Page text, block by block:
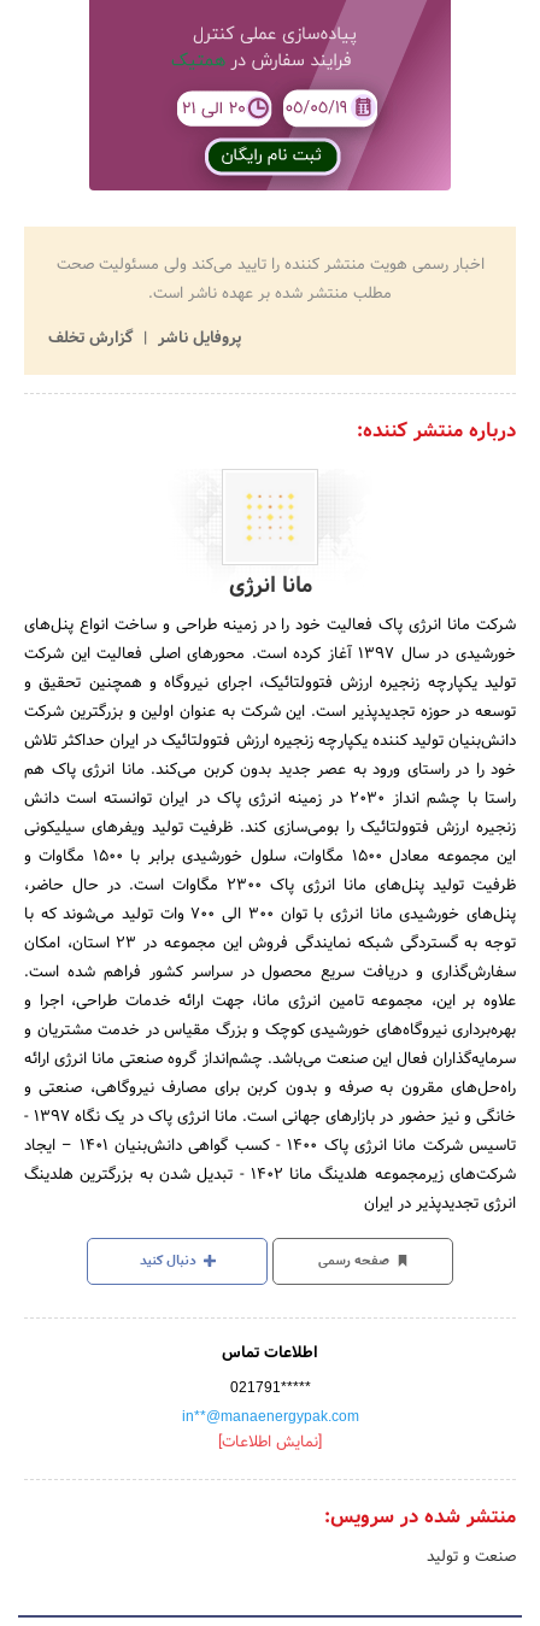
اخبار رسمی هویت منتشر کننده را تایید می‌کند ولی مسئولیت صحت
مطلب منتشر شده بر عهده ناشر است.
پروفایل ناشر
گزارش تخلف
درباره منتشر کننده:
مانا انرژی
شرکت مانا انرژی پاک فعالیت خود را در زمینه طراحی و ساخت انواع پنل‌های
خورشیدی در سال ۱۳۹۷ آغاز کرده است. محورهای اصلی فعالیت این شرکت
تولید یکپارچه زنجیره ارزش فتوولتائیک، اجرای نیروگاه و همچنین تحقیق و
توسعه در حوزه تجدیدپذیر است. این شرکت به عنوان اولین و بزرگترین شرکت
دانش‌بنیان تولید کننده یکپارچه زنجیره ارزش فتوولتائیک در ایران حداکثر تلاش
خود را در راستای ورود به عصر جدید بدون کربن می‌کند. مانا انرژی پاک هم
راستا با چشم انداز ۲۰۳۰ در زمینه انرژی پاک در ایران توانسته است دانش
زنجیره ارزش فتوولتائیک را بومی‌سازی کند. ظرفیت تولید ویفرهای سیلیکونی
این مجموعه معادل ۱۵۰۰ مگاوات، سلول خورشیدی برابر با ۱۵۰۰ مگاوات و
ظرفیت تولید پنل‌های مانا انرژی پاک ۲۳۰۰ مگاوات است. در حال حاضر،
پنل‌های خورشیدی مانا انرژی با توان ۳۰۰ الی ۷۰۰ وات تولید می‌شوند که با
توجه به گستردگی شبکه نمایندگی فروش این مجموعه در ۲۳ استان، امکان
سفارش‌گذاری و دریافت سریع محصول در سراسر کشور فراهم شده است.
علاوه بر این، مجموعه تامین انرژی مانا، جهت ارائه خدمات طراحی، اجرا و
بهره‌برداری نیروگاه‌های خورشیدی کوچک و بزرگ مقیاس در خدمت مشتریان و
سرمایه‌گذاران فعال این صنعت می‌باشد. چشم‌انداز گروه صنعتی مانا انرژی ارائه
راه‌حل‌های مقرون به صرفه و بدون کربن برای مصارف نیروگاهی، صنعتی و
خانگی و نیز حضور در بازارهای جهانی است. مانا انرژی پاک در یک نگاه ۱۳۹۷ -
تاسیس شرکت مانا انرژی پاک ۱۴۰۰ - کسب گواهی دانش‌بنیان ۱۴۰۱ – ایجاد
شرکت‌های زیرمجموعه هلدینگ مانا ۱۴۰۲ - تبدیل شدن به بزرگترین هلدینگ
انرژی تجدیدپذیر در ایران
صفحه رسمی دنبال کنید
اطلاعات تماس
021791*****
in**@manaenergypak.com
[نمایش اطلاعات]
منتشر شده در سرویس:
صنعت و تولید